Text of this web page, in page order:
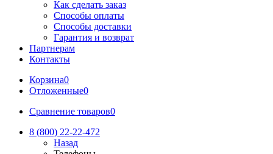
Как сделать заказ
Способы оплаты
Способы доставки
Гарантия и возврат
Партнерам
Контакты
Корзина0
Отложенные0
Сравнение товаров0
8 (800) 22-22-472
Назад